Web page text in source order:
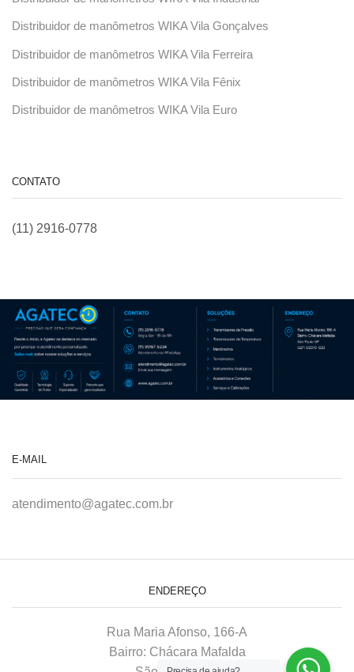
Distribuidor de manômetros WIKA Vila Gonçalves
Distribuidor de manômetros WIKA Vila Ferreira
Distribuidor de manômetros WIKA Vila Fênix
Distribuidor de manômetros WIKA Vila Euro
CONTATO
(11) 2916-0778
E-MAIL
atendimento@agatec.com.br
ENDEREÇO
Rua Maria Afonso, 166-A
Bairro: Chácara Mafalda